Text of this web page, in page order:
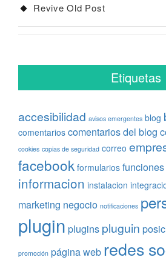
Revive Old Post
Etiquetas
accesibilidad avisos emergentes blog
comentarios comentarios del blog
cookies copias de seguridad correo
facebook formularios funciones
informacion instalacion
marketing negocio notificaciones
plugin plugins pluguin
promoción página web redes